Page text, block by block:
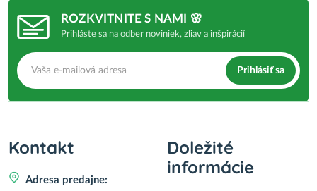
ROZKVITNITE S NAMI 🌸
Prihláste sa na odber noviniek, zliav a inšpirácií
Prihlásiť sa
Kontakt
Adresa predajne:
Doležité
informácie